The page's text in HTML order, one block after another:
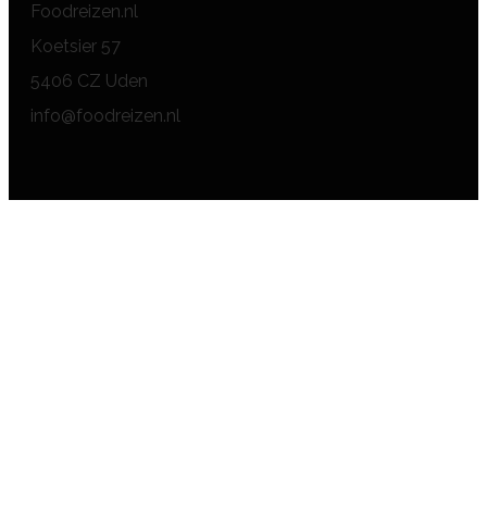
Foodreizen.nl
Koetsier 57
5406 CZ Uden
info@foodreizen.nl